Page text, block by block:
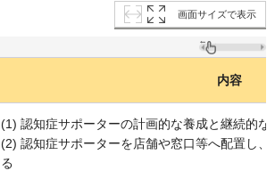
画面サイズで表示
内容
(1) 認知症サポーターの計画的な養成と継続的な
(2) 認知症サポーターを店舗や窓口等へ配置し
る